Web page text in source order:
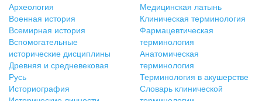
Археология
Военная история
Всемирная история
Вспомогательные
исторические дисциплины
Древняя и средневековая
Русь
Историография
Медицинская латынь
Клиническая терминология
Фармацевтическая
терминология
Анатомическая
терминология
Терминология в акушерстве
Словарь клинической